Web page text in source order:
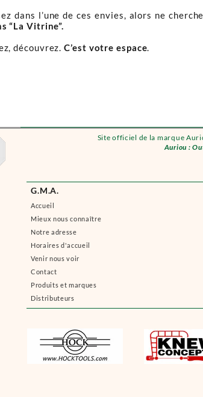
Site officiel de la marque
Auriou :
G.M.A.
Accueil
Mieux nous connaître
Notre adresse
Horaires d'accueil
Venir nous voir
Contact
Produits et marques
Distributeurs
dans l’une de ces envies, alors ne
“La Vitrine”.
découvrez.C’est votre espace.